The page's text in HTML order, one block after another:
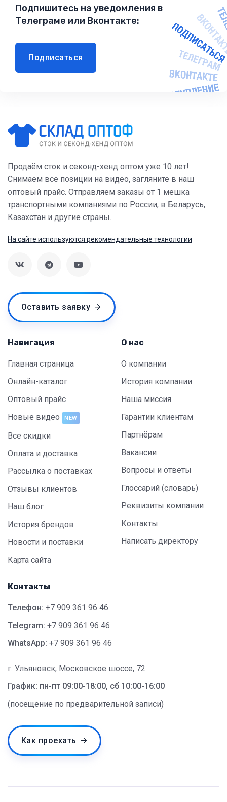
Подпишитесь на уведомления в
Телеграме или Вконтакте:
Подписаться
Продаём сток и секонд-хенд оптом уже 10 лет!
Снимаем все позиции на видео, загляните в наш
оптовый прайс. Отправляем заказы от 1 мешка
транспортными компаниями по России, в Беларусь,
Казахстан и другие страны.
На сайте используются рекомендательные технологии
Оставить заявку
Навигация
Главная страница
Онлайн-каталог
Оптовый прайс
Новые видео
NEW
Все скидки
Оплата и доставка
Рассылка о поставках
Отзывы клиентов
Наш блог
История брендов
Новости и поставки
Карта сайта
О нас
О компании
История компании
Наша миссия
Гарантии клиентам
Партнёрам
Вакансии
Вопросы и ответы
Глоссарий (словарь)
Реквизиты компании
Контакты
Написать директору
Контакты
Телефон: +7 909 361 96 46
Telegram: +7 909 361 96 46
WhatsApp: +7 909 361 96 46
г. Ульяновск, Московское шоссе, 72
График: пн-пт 09:00-18:00, сб 10:00-16:00
(посещение по предварительной записи)
Как проехать